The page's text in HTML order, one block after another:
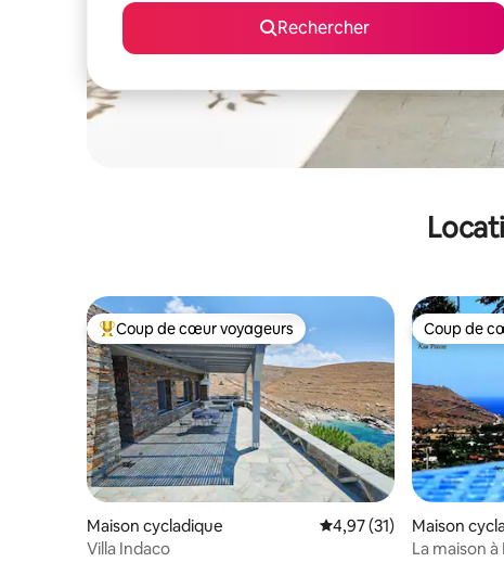
Rechercher
Coups de cœur voyageurs les plus appréciés
Coup de cœur voyageurs
Maison cycladique Évaluation moyenne sur
4,97 (31)
Villa Indaco
Coup de
Coup de
Maison
La maison à